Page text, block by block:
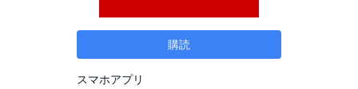
購読
スマホアプリ